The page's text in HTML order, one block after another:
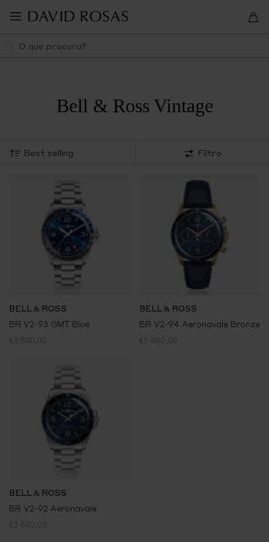
para
Bell & Ross Vintage
Filtro
BELL & ROSS
BR V2-93 GMT Blue
€3.800,00
BELL & ROSS
BR V2-94 Aeronavale Bronze
€5.800,00
BELL & ROSS
BR V2-92 Aeronavale
€3.600,00